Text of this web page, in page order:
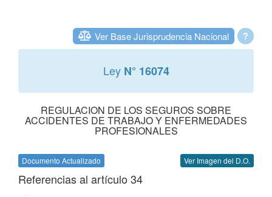
?
Ver Base Jurisprudencia Nacional
Ley N° 16074
REGULACION DE LOS SEGUROS SOBRE
ACCIDENTES DE TRABAJO Y ENFERMEDADES
PROFESIONALES
Documento Actualizado Ver Imagen del D.O.
Referencias al artículo 34